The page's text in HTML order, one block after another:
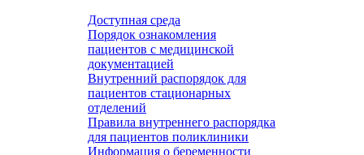
Доступная среда
Порядок ознакомления
пациентов с медицинской
документацией
Внутренний распорядок для
пациентов стационарных
отделений
Правила внутреннего распорядка
для пациентов поликлиники
Информация о беременности